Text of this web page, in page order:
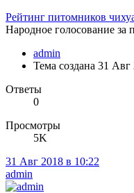
Рейтинг питомников
Народное голосование
admin
Тема создана 31 Авг
Ответы
0
Просмотры
5K
31 Авг 2018 в 10:22
admin